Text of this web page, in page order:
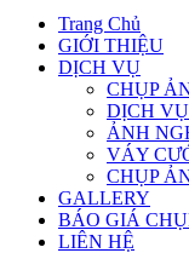
Trang Chủ
GIỚI THIỆU
DỊCH VỤ
CHỤP
DỊCH
ẢNH
VÁY
CHỤP
GALLERY
BÁO GIÁ
LIÊN HỆ